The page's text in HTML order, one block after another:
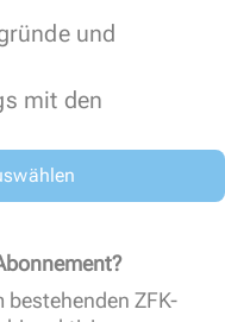
und
mit den
bestehenden ZFK-